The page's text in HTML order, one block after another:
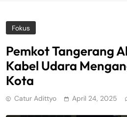
Fokus
Pemkot Tangerang
Kabel Udara
Kota
Catur Adittyo April 24, 2025